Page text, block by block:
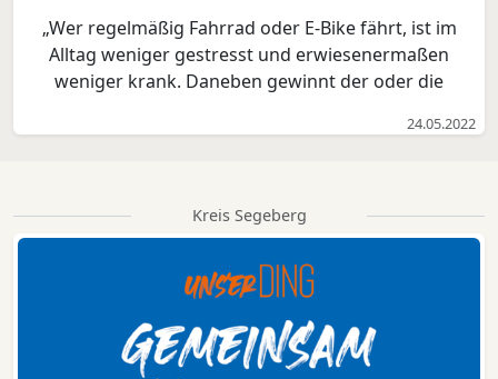
„Wer regelmäßig Fahrrad oder E-Bike fährt, ist im
Alltag weniger gestresst und erwiesenermaßen
weniger krank. Daneben gewinnt der oder die
moderner, regionaler Arbeitgeber wissen wir, wie
24.05.2022
Kreis Segeberg